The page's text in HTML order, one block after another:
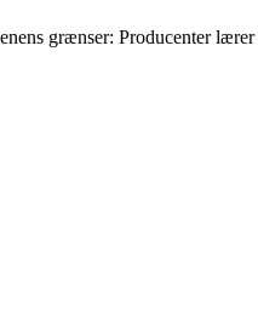
grænser: Producenter lærer